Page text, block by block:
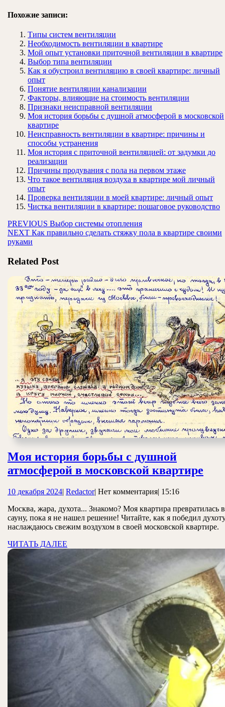
Похожие записи:
Типы систем вентиляции
Необходимость вентиляции в квартире
Мой опыт установки приточной вентиляции в квартире
Выбор типа вентиляции
Как я обустроил вентиляцию в своей квартире: личный
опыт
Понятие вентиляции канализации
Факторы, влияющие на стоимость вентиляции
Признаки неисправной вентиляции
Моя история борьбы с душной атмосферой в московской
квартире
Неисправность вентиляции в квартире: причины и
способы устранения
Моя история с приточной вентиляцией: от задумки до
реализации
Причины продувания с пола на первом этаже
Что такое вентиляция воздуха в квартире мой личный
опыт
Проверка вентиляции в моей квартире: личный опыт
Чистка вентиляции в квартире: пошаговое руководство
Навигация
по
PREVIOUS Предыдущая
запись:
Выбор системы отопления
NEXT Следующая
запись:
Как правильно сделать стяжку пола в квартире своими
руками
Related Post
Моя история борьбы с душной
атмосферой в московской квартире
с
в
10 декабря 202410
2024
| RedactorRedactor
| Нет комментария| 15:16
Москва, жара, духота... Знакомо? Моя квартира превратилась в
сауну, пока я не нашел решение! Читайте, как я победил
наслаждаюсь свежим воздухом в своей московской квартире.
ЧИТАТЬ ДАЛЕЕ